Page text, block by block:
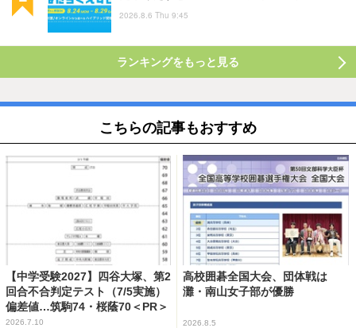
2026.8.6 Thu 9:45
ランキングをもっと見る
こちらの記事もおすすめ
【中学受験2027】四谷大塚、第2
回合不合判定テスト（7/5実施）
偏差値…筑駒74・桜蔭70＜PR＞
2026.7.10
高校囲碁全国大会、団体戦は
灘・南山女子部が優勝
2026.8.5